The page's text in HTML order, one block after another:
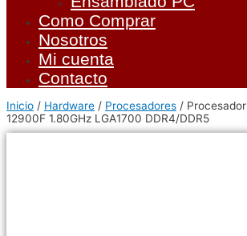
Como Comprar
Nosotros
Mi cuenta
Contacto
Inicio / Hardware / Procesadores /
12900F 1.80GHz LGA1700 DDR4/DDR5